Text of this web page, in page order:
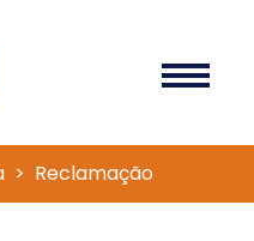
Reclamação